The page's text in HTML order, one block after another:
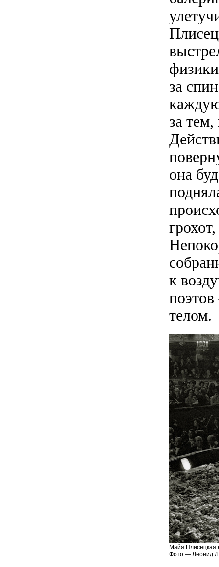
за
за тем,
она
к
телом.
Майя Плисецкая
Фото — Леонид